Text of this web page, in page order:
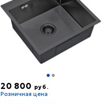
20 800 руб.
Розничная цена